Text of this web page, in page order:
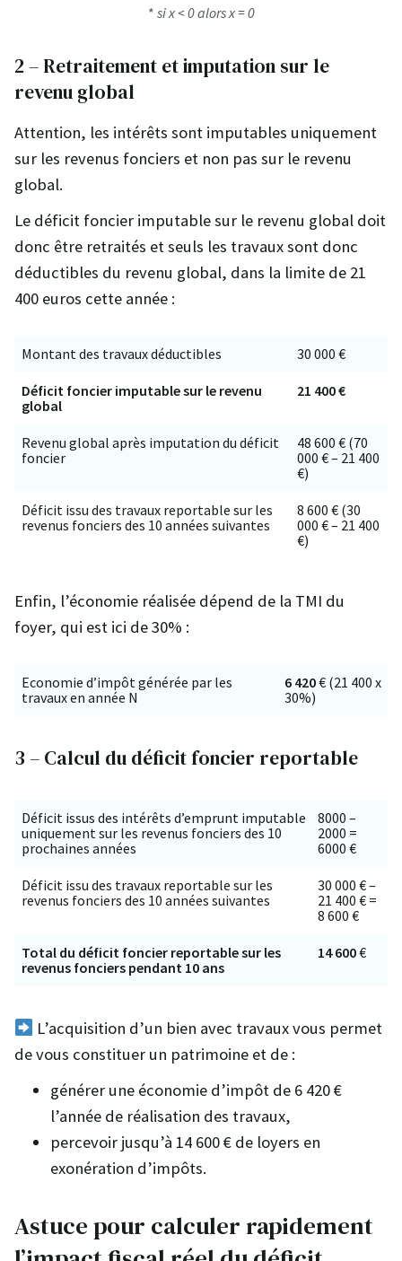
* si x < 0 alors x = 0
2 – Retraitement et imputation sur le
revenu global
Attention, les intérêts sont imputables uniquement
sur les revenus fonciers et non pas sur le revenu
global.
Le déficit foncier imputable sur le revenu global doit
donc être retraités et seuls les travaux sont donc
déductibles du revenu global, dans la limite de 21
400 euros cette année :
Montant des travaux déductibles 30 000 €
Déficit foncier imputable sur le revenu
global
21 400 €
Revenu global après imputation du déficit
foncier
48 600 € (70
000 € – 21 400
€)
Déficit issu des travaux reportable sur les
revenus fonciers des 10 années suivantes
8 600 € (30
000 € – 21 400
€)
Enfin, l’économie réalisée dépend de la TMI du
foyer, qui est ici de 30% :
Economie d’impôt générée par les
travaux en année N
6 420€ (21 400 x
30%)
3 – Calcul du déficit foncier reportable
Déficit issus des intérêts d’emprunt imputable
uniquement sur les revenus fonciers des 10
prochaines années
8000 –
2000 =
6000 €
Déficit issu des travaux reportable sur les
revenus fonciers des 10 années suivantes
30 000 € –
21 400 € =
8 600 €
Total du déficit foncier reportable sur les
revenus fonciers pendant 10 ans
14 600€
L’acquisition d’un bien avec travaux vous permet
de vous constituer un patrimoine et de :
générer une économie d’impôt de 6 420 €
l’année de réalisation des travaux,
percevoir jusqu’à 14 600 € de loyers en
exonération d’impôts.
Astuce pour calculer rapidement